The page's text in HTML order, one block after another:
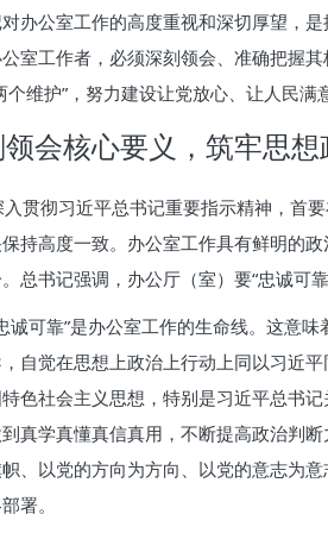
办公室工作的高度重视和深切厚望，
室工作者，必须深刻领会、准确把握
个维护”，努力建设让党放心、让人民满
会核心要义，筑牢思
入贯彻习近平总书记重要指示精神，首
持高度一致。办公室工作具有鲜明的
总书记强调，办公厅（室）要“忠诚可
诚可靠”是办公室工作的生命线。这意
自觉在思想上政治上行动上同以习近
色社会主义思想，特别是习近平总书
真学真懂真信真用，不断提高政治判
、以党的方向为方向、以党的意志为
署。